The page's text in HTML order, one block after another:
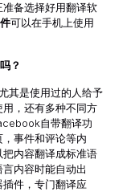
备选择好用翻译软
可以在手机上使用
？
其是使用过的人给予
，还有多种不同方
自带翻译功
事件和评论等内
内容翻译成标准语
内容时能自动出
件，专门翻译应